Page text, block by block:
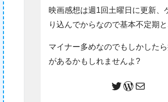
映画感想は週1回土曜日に更新、
り込んでからなので基本不定期と
マイナー多めなのでもしかした
があるかもしれませんよ?